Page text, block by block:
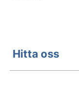
Hitta oss